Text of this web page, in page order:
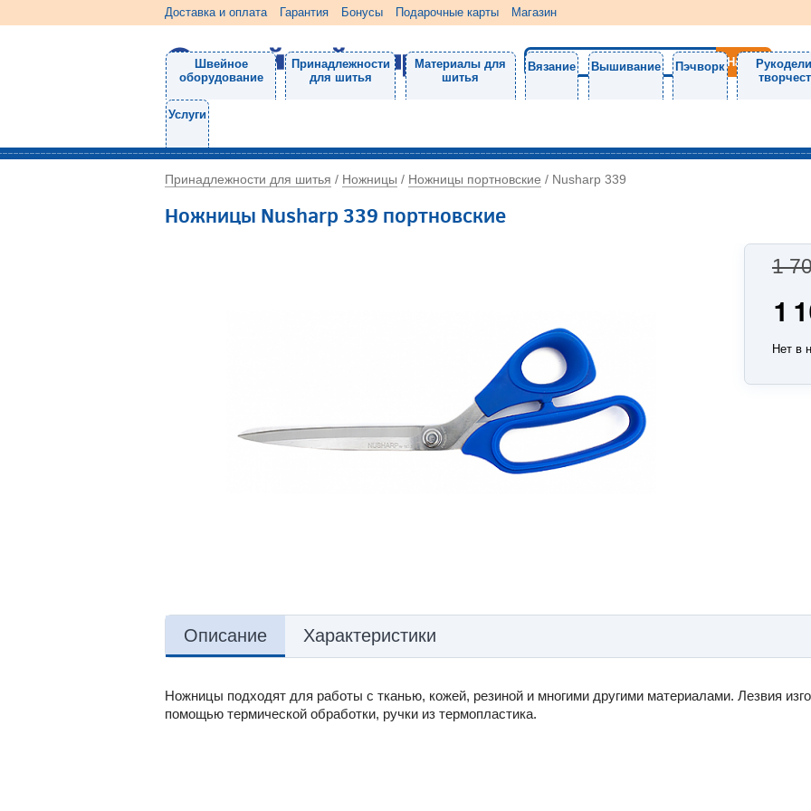
Доставка и оплата Гарантия Бонусы Подарочные карты Магазин
Швейное
оборудование
Принадлежности
для шитья
Материалы для
шитья
Вязание Вышивание Пэчворк
Услуги
Принадлежности для шитья / Ножницы / Ножницы портновские / Nusharp 339
Ножницы Nusharp 339 портновские
1
1
Нет в
Описание Характеристики
Ножницы подходят для работы с тканью, кожей, резиной и многими другими материалами. Лезвия
помощью термической обработки, ручки из термопластика.